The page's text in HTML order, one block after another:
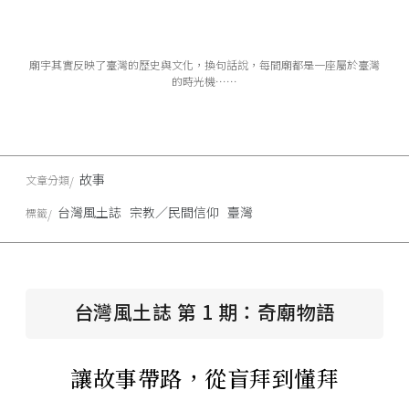
廟宇其實反映了臺灣的歷史與文化，換句話說，每間廟都是一座屬於臺灣
的時光機⋯⋯
台灣風土誌 第 1 期：奇廟物語
讓故事帶路，從盲拜到懂拜
文章分類 故事
標籤 台灣風土誌 宗教／民間信仰 臺灣